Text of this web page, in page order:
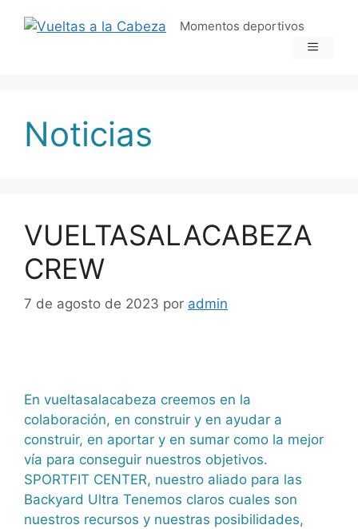
Momentos deportivos
Noticias
VUELTASALACABEZA
CREW
7 de agosto de 2023 por admin
En vueltasalacabeza creemos en la
colaboración, en construir y en ayudar a
construir, en aportar y en sumar como la mejor
vía para conseguir nuestros objetivos.
SPORTFIT CENTER, nuestro aliado para las
Backyard Ultra Tenemos claros cuales son
nuestros recursos y nuestras posibilidades,